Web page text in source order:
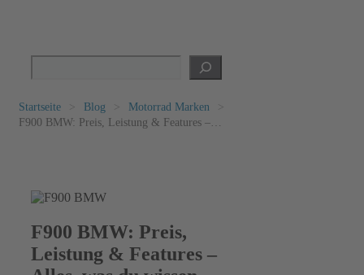
Suchen
Startseite > Blog > Motorrad Marken
>
F900 BMW: Preis, Leistung & Features –
F900 BMW: Preis,
Leistung & Features –